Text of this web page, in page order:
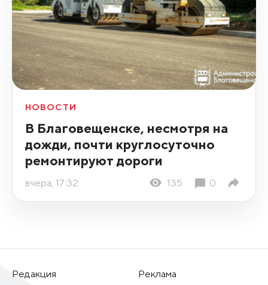
НОВОСТИ
В Благовещенске, несмотря на
дожди, почти круглосуточно
ремонтируют дороги
вчера, 17:32 135 0
Редакция
Реклама